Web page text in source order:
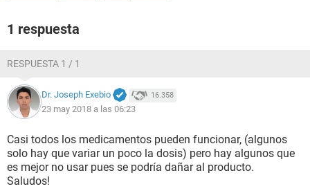
1 respuesta
RESPUESTA 1 / 1
Dr. Joseph Exebio 16.358
23 may 2018 a las 06:23
Casi todos los medicamentos pueden funcionar, (algunos
solo hay que variar un poco la dosis) pero hay algunos que
es mejor no usar pues se podría dañar al producto.
Saludos!